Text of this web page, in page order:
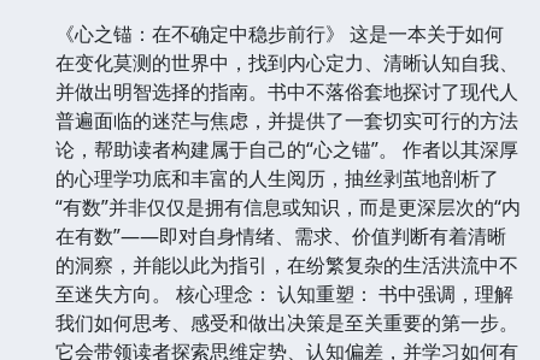
《心之锚：在不确定中稳步前行》 这是一本关于如何
在变化莫测的世界中，找到内心定力、清晰认知自我、
并做出明智选择的指南。书中不落俗套地探讨了现代人
普遍面临的迷茫与焦虑，并提供了一套切实可行的方法
论，帮助读者构建属于自己的“心之锚”。 作者以其深厚
的心理学功底和丰富的人生阅历，抽丝剥茧地剖析了
“有数”并非仅仅是拥有信息或知识，而是更深层次的“内
在有数”——即对自身情绪、需求、价值判断有着清晰
的洞察，并能以此为指引，在纷繁复杂的生活洪流中不
至迷失方向。 核心理念： 认知重塑： 书中强调，理解
我们如何思考、感受和做出决策是至关重要的第一步。
它会带领读者探索思维定势、认知偏差，并学习如何有